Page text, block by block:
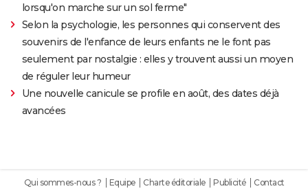
lorsqu'on marche sur un sol ferme"
Selon la psychologie, les personnes qui conservent des
souvenirs de l'enfance de leurs enfants ne le font pas
seulement par nostalgie : elles y trouvent aussi un moyen
de réguler leur humeur
Une nouvelle canicule se profile en août, des dates déjà
avancées
Qui sommes-nous ? Equipe Charte éditoriale Publicité
Contact